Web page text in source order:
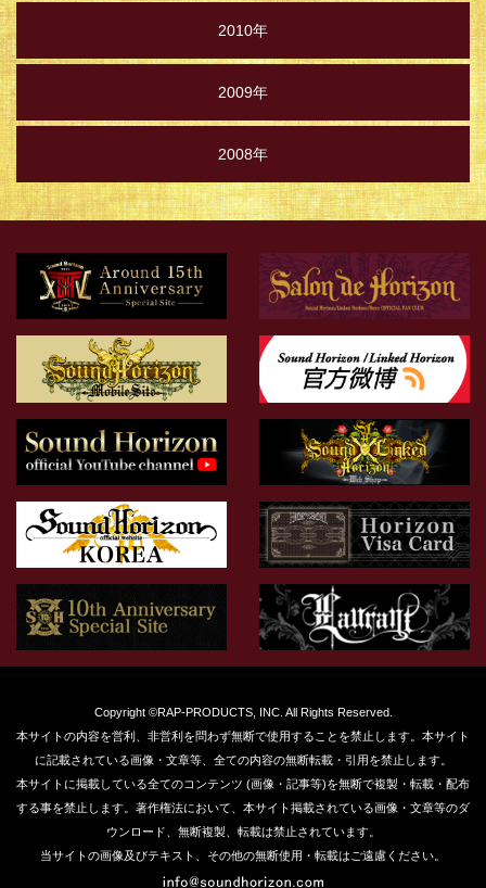
2010年
2009年
2008年
Copyright ©RAP-PRODUCTS, INC. All Rights Reserved.
本サイトの内容を営利、非営利を問わず無断で使用することを禁止します。本サイト
に記載されている画像・文章等、全ての内容の無断転載・引用を禁止します。
本サイトに掲載している全てのコンテンツ (画像・記事等)を無断で複製・転載・配布
する事を禁止します。著作権法において、本サイト掲載されている画像・文章等のダ
ウンロード、無断複製、転載は禁止されています。
当サイトの画像及びテキスト、その他の無断使用・転載はご遠慮ください。